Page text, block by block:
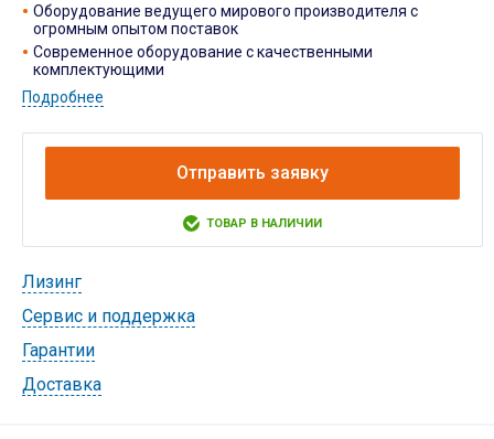
Оборудование ведущего мирового производителя с
огромным опытом поставок
Современное оборудование с качественными
комплектующими
Подробнее
Отправить заявку
ТОВАР В НАЛИЧИИ
Лизинг
Cервис и поддержка
Гарантии
Доставка